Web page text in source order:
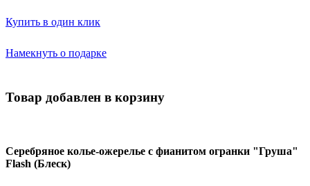
Купить в один клик
Намекнуть о подарке
Товар добавлен в корзину
Серебряное колье-ожерелье с фианитом огранки "Груша"
Flash (Блеск)